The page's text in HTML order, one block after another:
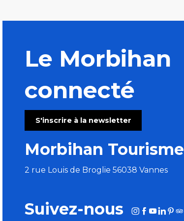
Le Morbihan
connecté
S'inscrire à la newsletter
Morbihan Tourisme
2 rue Louis de Broglie 56038 Vannes
Suivez-nous